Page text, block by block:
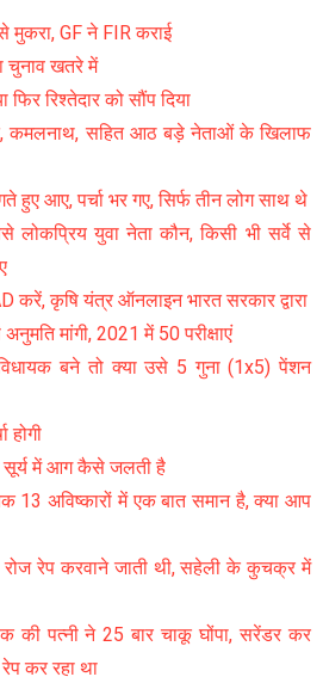
मुकरा, GF ने FIR कराई
चुनाव खतरे में
रिश्तेदार को सौंप दिया
कमलनाथ, सहित आठ बड़े नेताओं के खिलाफ
हुए आए, पर्चा भर गए, सिर्फ तीन लोग साथ थे
लोकप्रिय युवा नेता कौन, किसी भी सर्वे से
करें, कृषि यंत्र ऑनलाइन भारत सरकार द्वारा
मांगी, 2021 में 50 परीक्षाएं
बने तो क्या उसे 5 गुना (1x5) पेंशन
होगी
सूर्य में आग कैसे जलती है
13 अविष्कारों में एक बात समान है, क्या आप
रेप करवाने जाती थी, सहेली के कुचक्र में
की पत्नी ने 25 बार चाकू घोंपा, सरेंडर कर
कर रहा था